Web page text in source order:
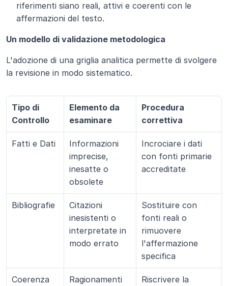
riferimenti siano reali, attivi e coerenti con le
affermazioni del testo.
Un modello di validazione metodologica
L'adozione di una griglia analitica permette di svolgere
la revisione in modo sistematico.
Tipo di
Controllo
Elemento da
esaminare
Procedura
correttiva
Fatti e Dati
Informazioni
imprecise,
inesatte o
obsolete
Incrociare i dati
con fonti primarie
accreditate
Bibliografie
Citazioni
inesistenti o
interpretate in
modo errato
Sostituire con
fonti reali o
rimuovere
l'affermazione
specifica
Coerenza
Ragionamenti
Riscrivere la